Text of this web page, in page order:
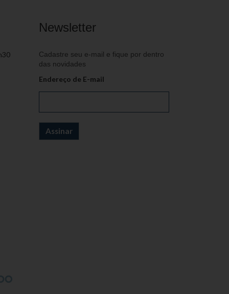
Newsletter
Cadastre seu e-mail e fique por dentro
das novidades
Endereço de E-mail